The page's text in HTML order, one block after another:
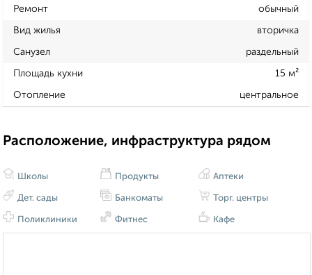
Ремонт обычный
Вид жилья вторичка
Санузел раздельный
Площадь кухни 15 м²
Отопление центральное
Расположение, инфраструктура рядом
Школы
Дет. сады
Поликлиники
Продукты
Банкоматы
Фитнес
Аптеки
Торг. центры
Кафе